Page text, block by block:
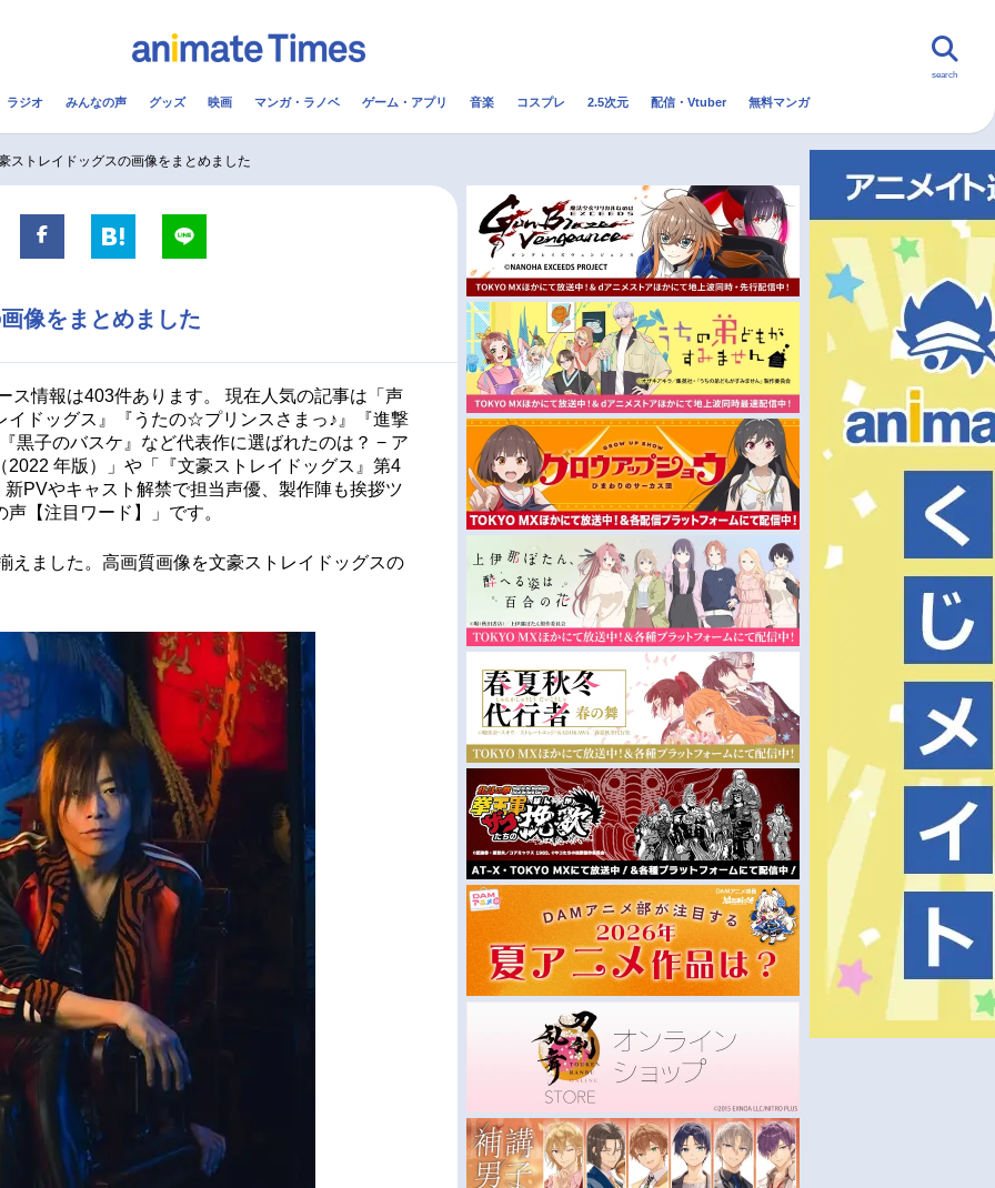
配信・Vtuber トレンド 無料マンガ
実写化映画一覧
男性声優/女性声優一覧
今期アニメ曜日別一覧
夏アニメ
秋アニメ
冬アニメ
FOLLOW US
search
ラジオ みんなの声 グッズ 映画 マンガ・ラノベ ゲーム・アプリ 音楽 コスプレ 2.5次元 配信・Vtuber 無料マンガ
ストレイドッグスの画像をまとめました
像をまとめました
ス情報は403件あります。 現在人気の記事は「声
イドッグス』『うたの☆プリンスさまっ♪』『進撃
黒子のバスケ』など代表作に選ばれたのは？ − ア
年版）」や「『文豪ストレイドッグス』第4
PVやキャスト解禁で担当声優、製作陣も挨拶ツ
【注目ワード】」です。
えました。高画質画像を文豪ストレイドッグスの